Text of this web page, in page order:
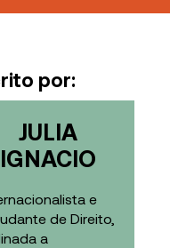
por:
JULIA
IGNACIO
e
de Direito,
a